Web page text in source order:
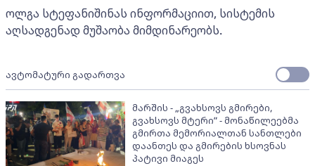
ოლგა სტეფანიშინას ინფორმაციით, სისტემის
აღსადგენად მუშაობა მიმდინარეობს.
ავტომატური გადართვა
მარშის - „გვახსოვს გმირები,
გვახსოვს მტერი” - მონაწილეებმა
გმირთა მემორიალთან სანთლები
დაანთეს და გმირების ხსოვნას
პატივი მიაგეს